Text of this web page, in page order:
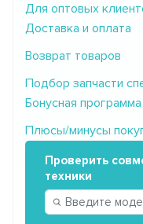
Для оптовых
Доставка и оплата
Возврат товаров
Подбор запчасти
Бонусная программа
Плюсы/минусы
Проверить
техники